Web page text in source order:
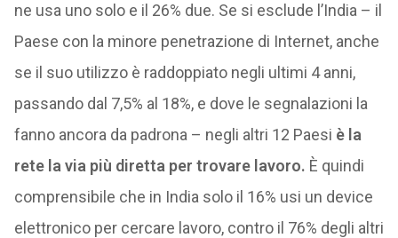
ne usa uno solo e il 26% due. Se si esclude l’India – il
Paese con la minore penetrazione di Internet, anche
se il suo utilizzo è raddoppiato negli ultimi 4 anni,
passando dal 7,5% al 18%, e dove le segnalazioni la
fanno ancora da padrona – negli altri 12 Paesi è la
rete la via più diretta per trovare lavoro. È quindi
comprensibile che in India solo il 16% usi un device
elettronico per cercare lavoro, contro il 76% degli altri